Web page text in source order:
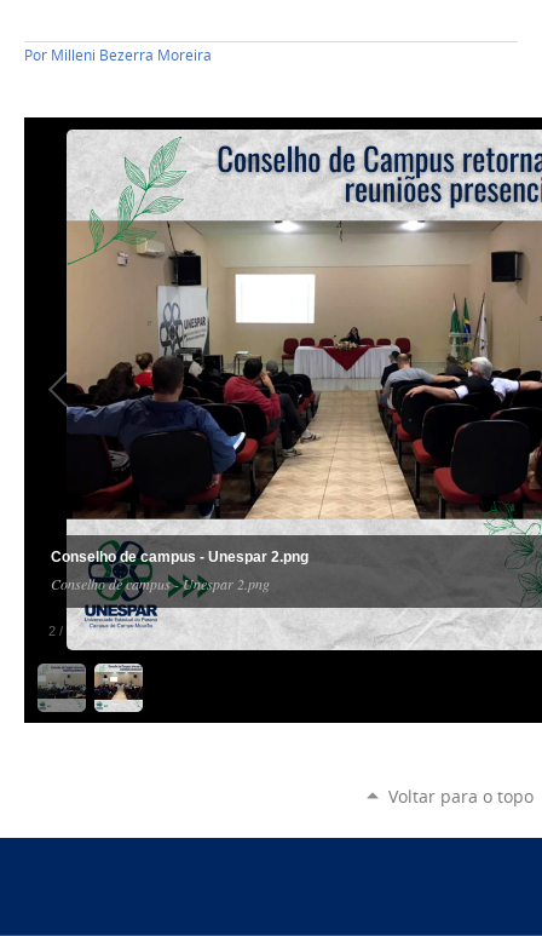
Por Milleni Bezerra Moreira
2 /
Conselho de campus - Unespar 2.png
Conselho de campus - Unespar 2.png
Voltar para o topo